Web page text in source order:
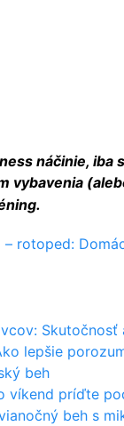
náčinie,
vybavenia
rotoped:
Skutočnosť
lepšie
beh
víkend príďte
beh s